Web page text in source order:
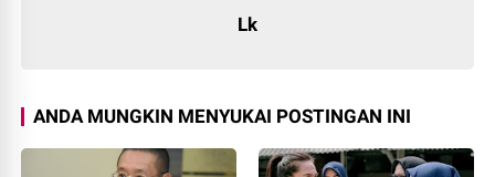
Lk
ANDA MUNGKIN MENYUKAI POSTINGAN INI